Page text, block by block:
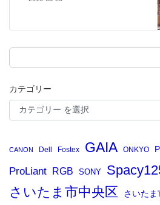
カテゴリー
CANON Dell Fostex GAIA ONKYO
ProLiant RGB SONY
さいたま市中央区 さいたま